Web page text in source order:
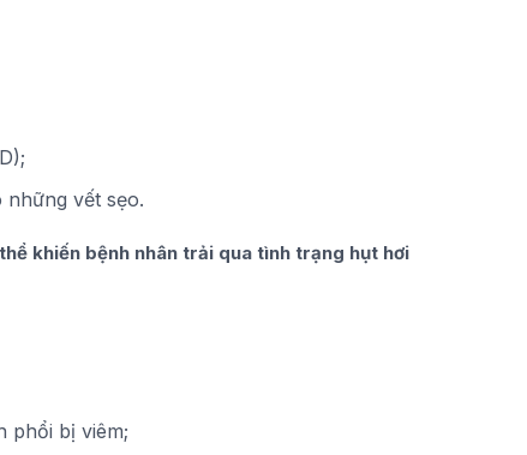
vết sẹo.
khiến bệnh nhân trải qua tình trạng hụt hơi
phổi bị viêm;